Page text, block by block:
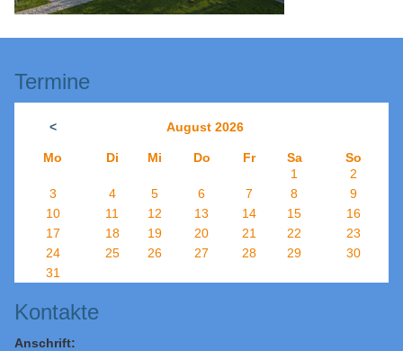
Termine
< August 2026
Mo Di Mi Do Fr Sa
So
1
2
3
4 5 6 7 8
9
10
11 12 13 14 15
16
17
18 19 20 21 22
23
24
25 26 27 28 29
30
31
Kontakte
Anschrift: